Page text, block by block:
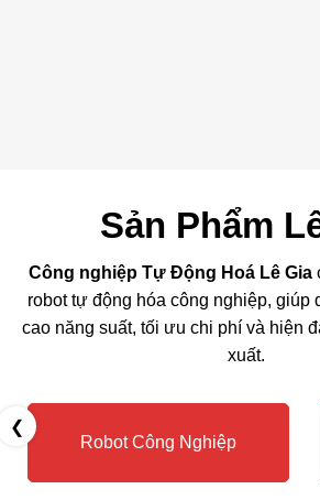
Sản Phẩm
Công nghiệp Tự Động Hoá Lê Gia
robot tự động hóa công nghiệp, giúp
cao năng suất, tối ưu chi phí và hiện
xuất.
Robot Công Nghiệp
❮